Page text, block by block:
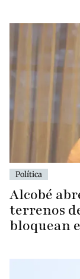
Política
Alcobé
terrenos
bloquean